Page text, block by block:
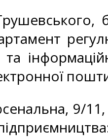
та
9/